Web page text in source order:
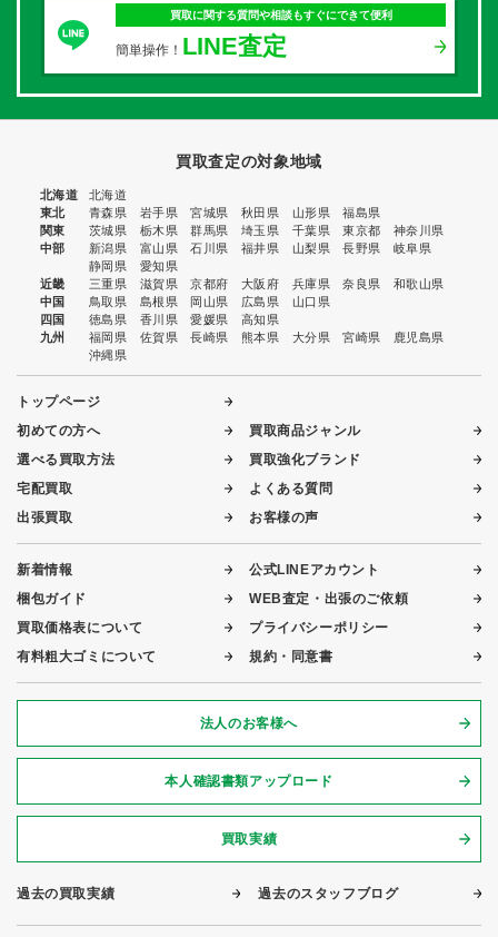
買取に関する質問や相談もすぐにできて便利
簡単操作！ LINE査定
買取査定の対象地域
北海道
北海道
東北
青森県 岩手県 宮城県 秋田県 山形県
福島県
関東
茨城県 栃木県 群馬県 埼玉県 千葉県 東京都
神奈川県
中部
新潟県 富山県 石川県 福井県 山梨県 長野県
岐阜県
静岡県
愛知県
近畿
三重県 滋賀県 京都府 大阪府 兵庫県 奈良県
和歌山県
中国
鳥取県 島根県 岡山県 広島県
山口県
四国
徳島県 香川県 愛媛県
高知県
九州
福岡県 佐賀県 長崎県 熊本県 大分県 宮崎県
鹿児島県
沖縄県
トップページ
初めての方へ
選べる買取方法
宅配買取
出張買取
買取商品ジャンル
買取強化ブランド
よくある質問
お客様の声
新着情報
梱包ガイド
買取価格表について
有料粗大ゴミについて
公式LINEアカウント
WEB査定・出張のご依頼
プライバシーポリシー
規約・同意書
法人のお客様へ
本人確認書類アップロード
買取実績
過去の買取実績 過去のスタッフブログ